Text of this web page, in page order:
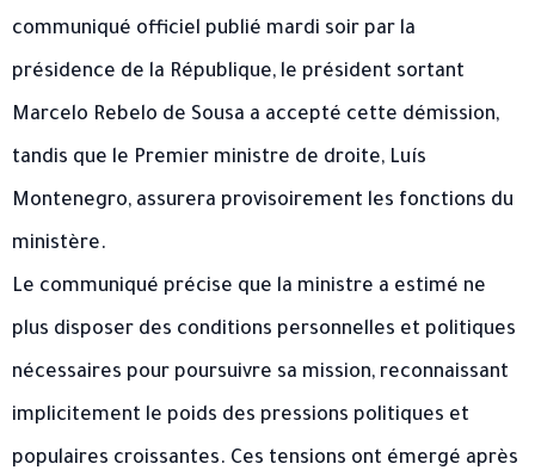
communiqué officiel publié mardi soir par la
présidence de la République, le président sortant
Marcelo Rebelo de Sousa a accepté cette démission,
tandis que le Premier ministre de droite, Luís
Montenegro, assurera provisoirement les fonctions du
ministère.
Le communiqué précise que la ministre a estimé ne
plus disposer des conditions personnelles et politiques
nécessaires pour poursuivre sa mission, reconnaissant
implicitement le poids des pressions politiques et
populaires croissantes. Ces tensions ont émergé après